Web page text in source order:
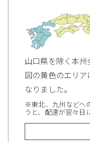
山口県を除く本州
図の黄色のエリ
なりました。
※東北、九州などへ
うと、配達が翌々日